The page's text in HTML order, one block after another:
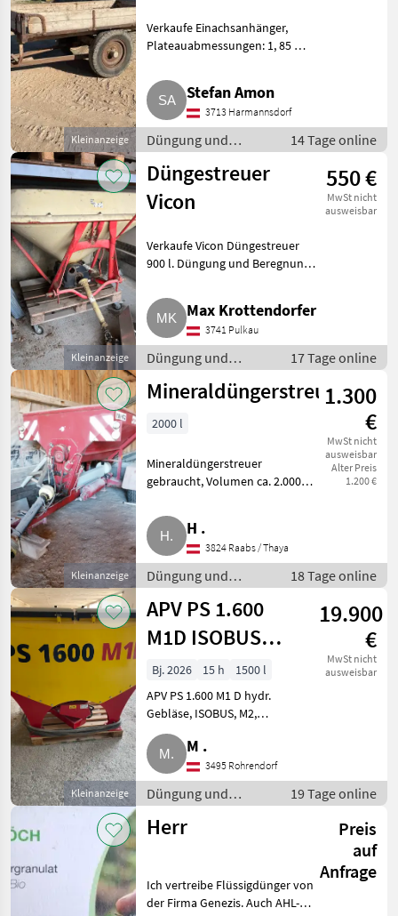
Kleinanzeige
Rauch Axis 30.1
Verkaufe Einachsanhänger,
Plateauabmessungen: 1, 85 m x
Streuscheiben S2 für Rauch Axis
30.1, je nach Dünger für 15 m
Fahrgassen, um € 200, -
Stefan Amon
3713 Harmannsdorf
Düngung und
Beregnung /
Mineraldüngerstreuer/Wiegestreuer
14 Tage online
Kleinanzeige
Düngestreuer
Vicon
550 €
MwSt nicht
ausweisbar
Verkaufe Vicon Düngestreuer
900 l. Düngung und Beregnung
Max Krottendorfer
3741 Pulkau
Düngung und
Beregnung /
Mineraldüngerstreuer/Wiegestreuer
17 Tage online
Kleinanzeige
Mineraldüngerstreuer1.300
€
MwSt nicht
ausweisbar
Alter Preis
1.200 €
2000 l
Mineraldüngerstreuer
gebraucht, Volumen ca. 2.000
Garantie, ohne Gewährleistung,
keine Rücknahme. Barzahlung
bei Abholung. Düngung und
Beregn
H .
3824 Raabs / Thaya
Düngung und
Beregnung /
Mineraldüngerstreuer/Wiegestreuer
18 Tage online
Kleinanzeige
APV PS 1.600
M1D ISOBUS
hydr. Gebläse-
Streuer
19.900
€
MwSt nicht
ausweisbar
Bj. 2026 15 h
1500 l
APV PS 1.600 M1 D hydr.
Gebläse, ISOBUS, M2,
komplettes
korrosionsbeständiges Sägerät
mit Verschlauchung (75 m),
Säwelle für Feinsaat
(Feinsämereien, Mikrogranulat
e
M .
3495 Rohrendorf
Düngung und
Beregnung /
Mineraldüngerstreuer/Wiegestreuer
19 Tage online
Herr
Preis
auf
Anfrage
Ich vertreibe Flüssigdünger von
der Firma Genezis. Auch AHL-